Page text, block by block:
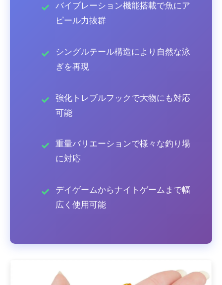
バイブレーション機能搭載で魚にア
ピール力抜群
シングルテール構造により自然な泳
ぎを再現
強化トレブルフックで大物にも対応
可能
重量バリエーションで様々な釣り場
に対応
デイゲームからナイトゲームまで幅
広く使用可能